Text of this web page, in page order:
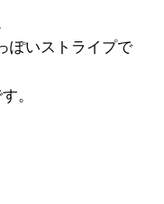
いストライプで
。